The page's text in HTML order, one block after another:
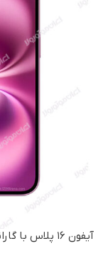
آیفون ۱۶ پلاس با گارانتی